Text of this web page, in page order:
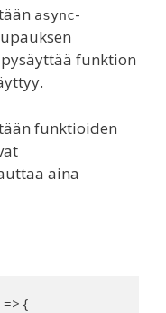
async-
funktion
funktioiden
aina
{